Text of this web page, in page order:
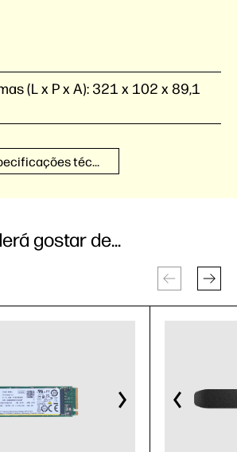
(L x P x A): 321 x 102 x 89,1
Ver todas as especificações técnicas
gostar de...